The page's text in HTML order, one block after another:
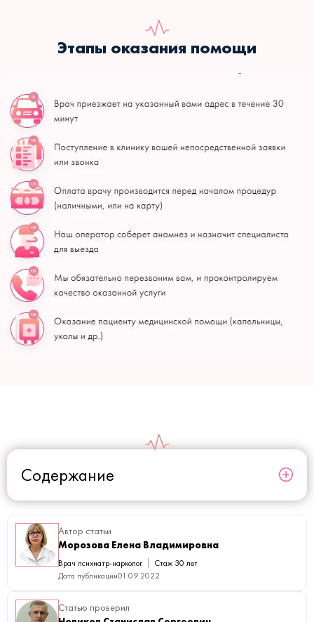
Этапы оказания помощи
Содержание
Автор статьи
Морозова Елена Владимировна
Врач психиатр-нарколог
Стаж 30 лет
Дата публикации01.09.2022
Статью проверил